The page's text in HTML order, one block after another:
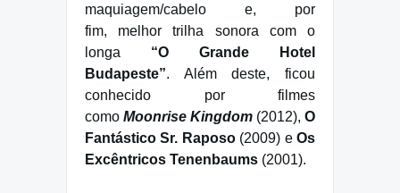
maquiagem/cabelo e, por
fim, melhor trilha sonora com o
longa “O Grande Hotel
Budapeste”. Além deste, ficou
conhecido por filmes
como Moonrise Kingdom (2012), O
Fantástico Sr. Raposo(2009) eOs
Excêntricos Tenenbaums (2001).